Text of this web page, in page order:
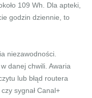
109 Wh. Dla apteki,
godzin dziennie, to
niezawodności.
danej chwili. Awaria
lub błąd routera
czy sygnał Canal+